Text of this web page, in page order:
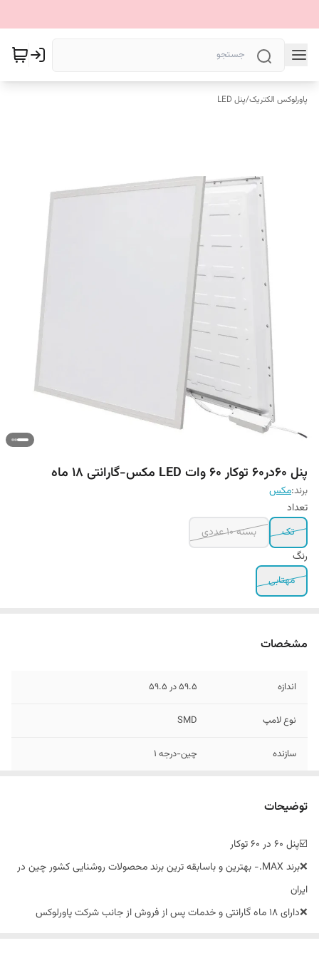
پاورلوکس الکتریک/پنل LED
پنل 60در60 توکار 60 وات LED مکس-گارانتی ۱۸ ماه
برند:مکس
تعداد
تک
بسته 10 عددی
رنگ
مهتابی
مشخصات
اندازه 59.5 در 59.5
نوع لامپ SMD
سازنده چین-درجه ۱
جنس بدنه
توان
میزان شدت نور ۵۰۰۰ لومن
توضیحات
☑️پنل ۶۰ در ۶۰ توکار
❌برند MAX.- بهترین و باسابقه ترین برند محصولات روشنایی کشور چین در
ایران
❌دارای ۱۸ ماه گارانتی و خدمات پس از فروش از جانب شرکت پاورلوکس